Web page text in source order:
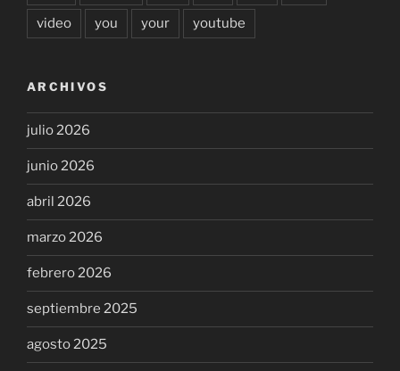
video you your youtube
ARCHIVOS
julio 2026
junio 2026
abril 2026
marzo 2026
febrero 2026
septiembre 2025
agosto 2025